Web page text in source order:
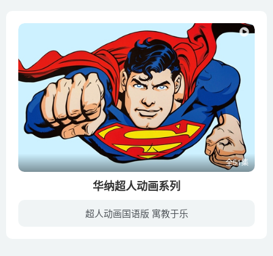
全51集
华纳超人动画系列
超人动画国语版 寓教于乐